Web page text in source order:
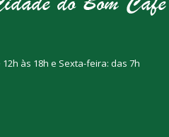
às 18h e Sexta-feira: das 7h